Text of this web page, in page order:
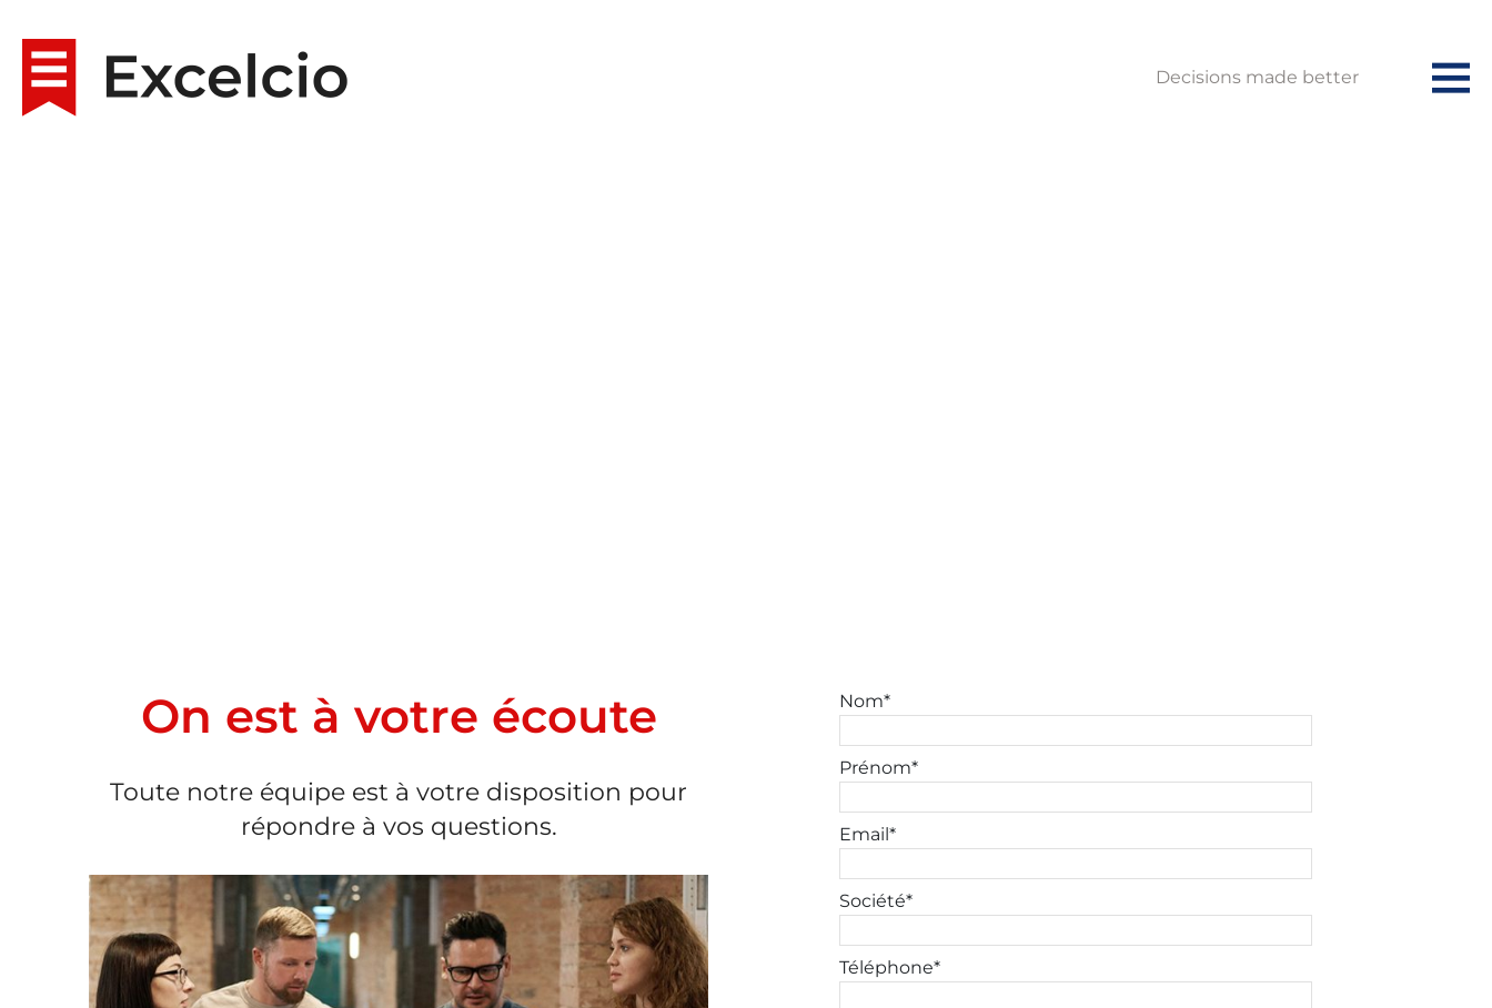
Decisions made better
On est à votre écoute
Toute notre équipe est à votre disposition pour
répondre à vos questions.
Nom*
Prénom*
Email*
Société*
Téléphone*